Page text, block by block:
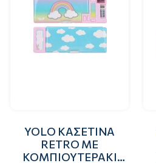
YOLO ΚΑΣΕΤΙΝΑ
RETRO ΜΕ
ΚΟΜΠΙΟΥΤΕΡΑΚΙ